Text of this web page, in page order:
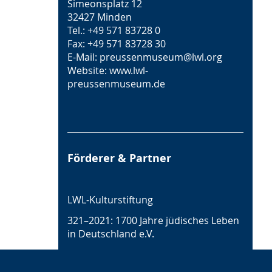
Simeonsplatz 12
32427 Minden
Tel.: +49 571 83728 0
Fax: +49 571 83728 30
E-Mail: preussenmuseum@lwl.org
Website: www.lwl-
preussenmuseum.de
Förderer & Partner
LWL-Kulturstiftung
321–2021: 1700 Jahre jüdisches Leben
in Deutschland e.V.